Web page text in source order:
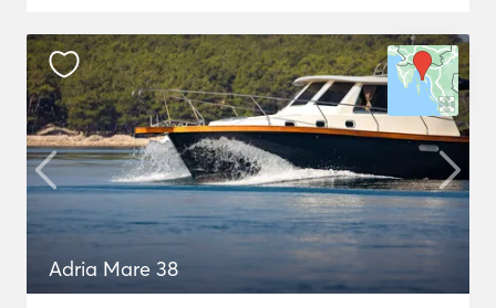
Adria Mare 38